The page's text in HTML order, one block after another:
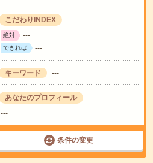
こだわりINDEX
絶対 ---
できれば ---
キーワード ---
あなたのプロフィール
---
条件の変更